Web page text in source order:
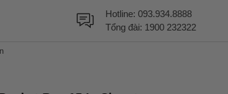
Hotline: 093.934.8888
Tổng đài: 1900 232322